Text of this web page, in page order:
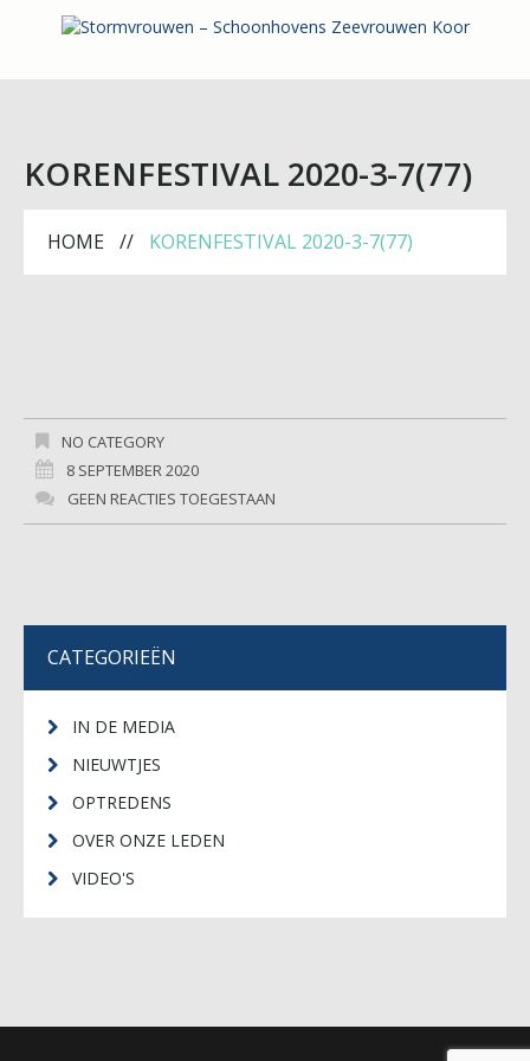
KORENFESTIVAL 2020-3-7(77)
HOME KORENFESTIVAL 2020-3-7(77)
NO CATEGORY
8 SEPTEMBER 2020
GEEN REACTIES TOEGESTAAN
CATEGORIEËN
IN DE MEDIA
NIEUWTJES
OPTREDENS
OVER ONZE LEDEN
VIDEO'S